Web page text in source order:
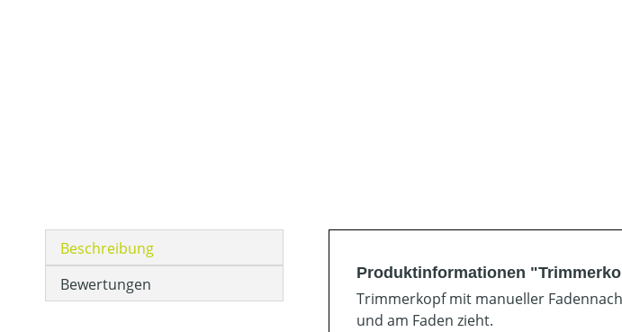
Beschreibung
Bewertungen
Produktinformationen
Trimmerkopf mit manueller
und am Faden zieht.